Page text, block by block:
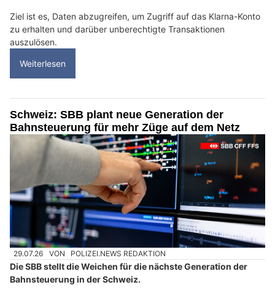
Ziel ist es, Daten abzugreifen, um Zugriff auf das Klarna-Konto
zu erhalten und darüber unberechtigte Transaktionen
auszulösen.
Weiterlesen
Schweiz: SBB plant neue Generation der
Bahnsteuerung für mehr Züge auf dem Netz
29.07.26 VON POLIZEI.NEWS REDAKTION
Die SBB stellt die Weichen für die nächste Generation der
Bahnsteuerung in der Schweiz.